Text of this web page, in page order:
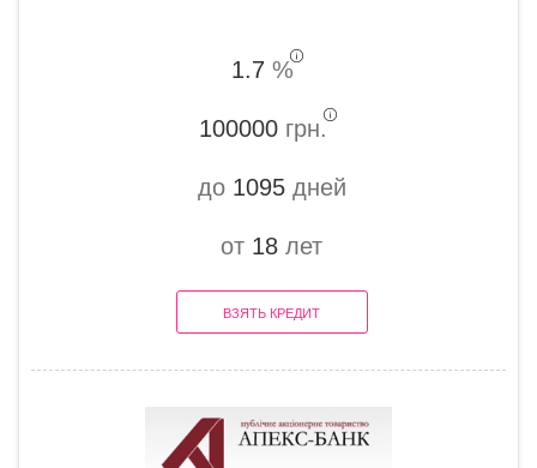
1.7 %
100000грн.
до 1095дней
от 18 лет
ВЗЯТЬ КРЕДИТ